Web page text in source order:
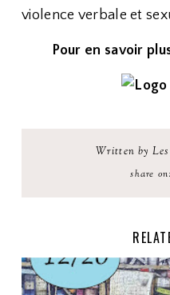
violence verbale et
Pour en savoir
Written by Les
share on: